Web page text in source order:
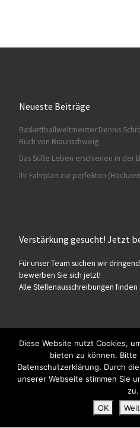
Neueste Beiträge
Baskettballweltmeister Dennis
Buch von Braunschweig
Das Süße Leben erschienen in der
Ihr Fahrplan zur perfekten
Verstärkung gesucht! Jetzt
Für unser Team suchen wir
bewerben Sie sich jetzt!
Alle Stellenausschreibungen finden
© 2026Konditorei Süßes
Präsentiert von WP –
Diese Website nutzt Cookies,
bieten zu können. Bitte
Datenschutzerklärung. Durch
unserer Webseite stimmen Sie
zu.
OK